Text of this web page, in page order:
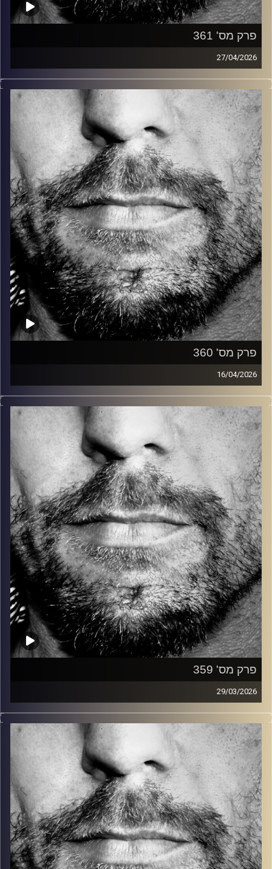
פרק מס' 361
27/04/2026
זיפים, מוזיקה מחוספסת של הופעות חיות. הרבה ג'אם, רוק,
בלוז, bluegrass, ג'אז, Fאנק, פרוגרסיב ואפילו אלקטרוניקה.
כל מה שחי, אמיתי ונושם.
עם שמוליק רגב.
קרדיט תמונות: David Goehring
פרק מס' 360
16/04/2026
זיפים, מוזיקה מחוספסת של הופעות חיות. הרבה ג'אם, רוק,
בלוז, bluegrass, ג'אז, Fאנק, פרוגרסיב ואפילו אלקטרוניקה.
כל מה שחי, אמיתי ונושם.
עם שמוליק רגב.
קרדיט תמונות: David Goehring
פרק מס' 359
29/03/2026
זיפים, מוזיקה מחוספסת של הופעות חיות. הרבה ג'אם, רוק,
בלוז, bluegrass, ג'אז, Fאנק, פרוגרסיב ואפילו אלקטרוניקה.
כל מה שחי, אמיתי ונושם.
עם שמוליק רגב.
קרדיט תמונות: David Goehring